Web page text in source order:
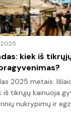
2025
kiek iš
2025 metais:
iš tikrųjų kainuoja
nukrypimų ir